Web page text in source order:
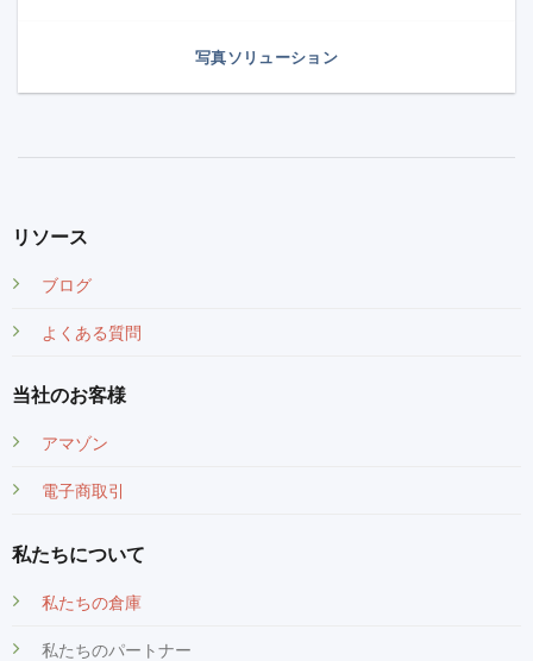
写真ソリューション
リソース
ブログ
よくある質問
当社のお客様
アマゾン
電子商取引
私たちについて
私たちの倉庫
私たちのパートナー